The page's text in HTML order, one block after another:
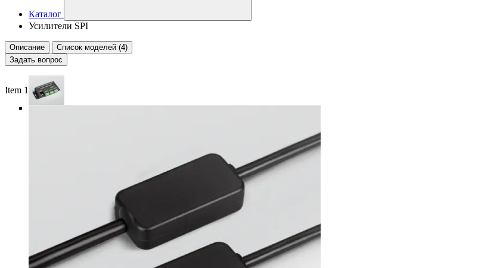
Каталог
Усилители SPI
Описание
Список моделей (4)
Задать вопрос
Item 1 of 3